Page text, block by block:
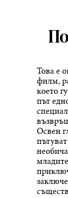
Това е
филм,
което
път
Освен